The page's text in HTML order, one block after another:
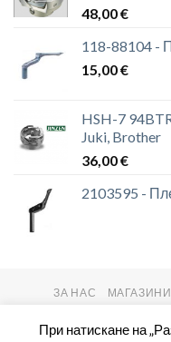
48,00€
118-88104 -
15,00€
HSH-7
Juki, Brother
36,00€
2103595 -
ЗА НАС МАГАЗИНИ
При натискане на